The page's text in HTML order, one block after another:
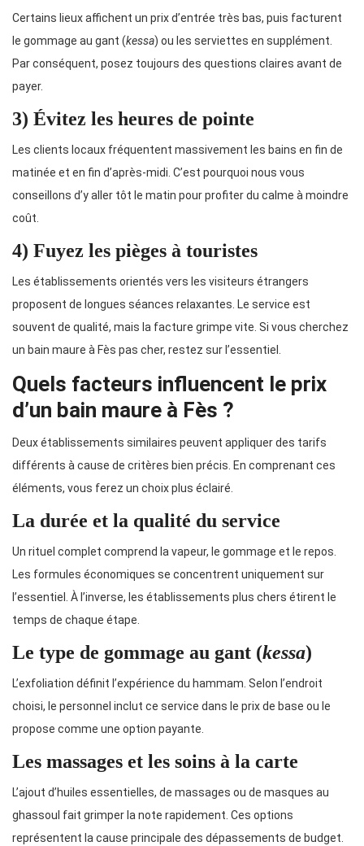
Certains lieux affichent un prix d’entrée très bas, puis facturent
le gommage au gant (kessa) ou les serviettes en supplément.
Par conséquent, posez toujours des questions claires avant de
payer.
3) Évitez les heures de pointe
Les clients locaux fréquentent massivement les bains en fin de
matinée et en fin d’après-midi. C’est pourquoi nous vous
conseillons d’y aller tôt le matin pour profiter du calme à moindre
coût.
4) Fuyez les pièges à touristes
Les établissements orientés vers les visiteurs étrangers
proposent de longues séances relaxantes. Le service est
souvent de qualité, mais la facture grimpe vite. Si vous cherchez
un bain maure à Fès pas cher, restez sur l’essentiel.
Quels facteurs influencent le prix
d’un bain maure à Fès ?
Deux établissements similaires peuvent appliquer des tarifs
différents à cause de critères bien précis. En comprenant ces
éléments, vous ferez un choix plus éclairé.
La durée et la qualité du service
Un rituel complet comprend la vapeur, le gommage et le repos.
Les formules économiques se concentrent uniquement sur
l’essentiel. À l’inverse, les établissements plus chers étirent le
temps de chaque étape.
Le type de gommage au gant (kessa)
L’exfoliation définit l’expérience du hammam. Selon l’endroit
choisi, le personnel inclut ce service dans le prix de base ou le
propose comme une option payante.
Les massages et les soins à la carte
L’ajout d’huiles essentielles, de massages ou de masques au
ghassoul fait grimper la note rapidement. Ces options
représentent la cause principale des dépassements de budget.